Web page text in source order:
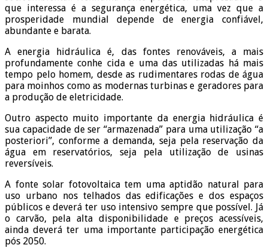
que interessa é a segurança energética, uma vez que a
prosperidade mundial depende de energia confiável,
abundante e barata.
A energia hidráulica é, das fontes renováveis, a mais
profundamente conhe cida e uma das utilizadas há mais
tempo pelo homem, desde as rudimentares rodas de água
para moinhos como as modernas turbinas e geradores para
a produção de eletricidade.
Outro aspecto muito importante da energia hidráulica é
sua capacidade de ser “armazenada” para uma utilização “a
posteriori”, conforme a demanda, seja pela reservação da
água em reservatórios, seja pela utilização de usinas
reversíveis.
A fonte solar fotovoltaica tem uma aptidão natural para
uso urbano nos telhados das edificações e dos espaços
públicos e deverá ter uso intensivo sempre que possível. Já
o carvão, pela alta disponibilidade e preços acessíveis,
ainda deverá ter uma importante participação energética
pós 2050.